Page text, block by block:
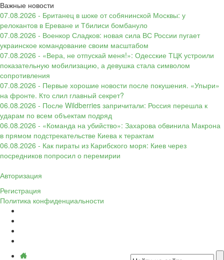
Важные новости
07.08.2026 - Британец в шоке от собянинской Москвы: у
релокантов в Ереване и Тбилиси бомбануло
07.08.2026 - Военкор Сладков: новая сила ВС России пугает
украинское командование своим масштабом
07.08.2026 - «Вера, не отпускай меня!»: Одесские ТЦК устроили
показательную мобилизацию, а девушка стала символом
сопротивления
07.08.2026 - Первые хорошие новости после покушения. «Упыри»
на фронте. Кто слил главный секрет?
06.08.2026 - После Wildberries запричитали: Россия перешла к
ударам по всем объектам подряд
06.08.2026 - «Команда на убийство»: Захарова обвинила Макрона
в прямом подстрекательстве Киева к терактам
06.08.2026 - Как пираты из Карибского моря: Киев через
посредников попросил о перемирии
Авторизация
Регистрация
Политика конфиденциальности